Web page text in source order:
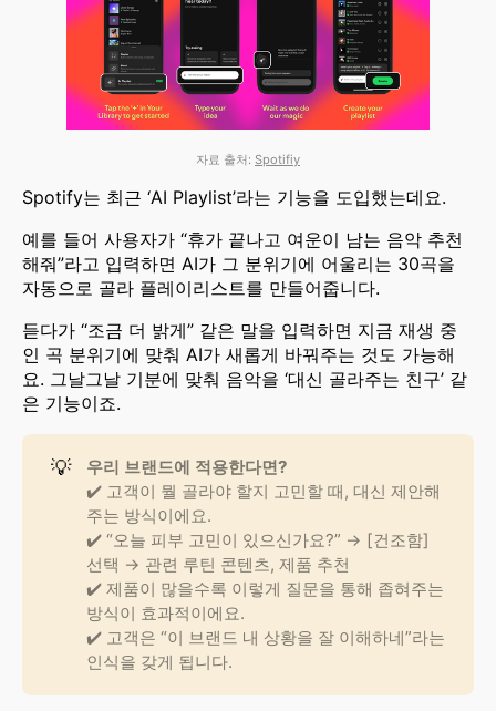
자료 출처: Spotifiy
Spotify는 최근 ‘AI Playlist’라는 기능을 도입했는데요.
예를 들어 사용자가 “휴가 끝나고 여운이 남는 음악 추천
해줘”라고 입력하면 AI가 그 분위기에 어울리는 30곡을
자동으로 골라 플레이리스트를 만들어줍니다.
듣다가 “조금 더 밝게” 같은 말을 입력하면 지금 재생 중
인 곡 분위기에 맞춰 AI가 새롭게 바꿔주는 것도 가능해
요. 그날그날 기분에 맞춰 음악을 ‘대신 골라주는 친구’ 같
은 기능이죠.
💡
우리 브랜드에 적용한다면?
✔️ 고객이 뭘 골라야 할지 고민할 때, 대신 제안해
주는 방식이에요.
✔️ “오늘 피부 고민이 있으신가요?” → [건조함]
선택 → 관련 루틴 콘텐츠, 제품 추천
✔️ 제품이 많을수록 이렇게 질문을 통해 좁혀주는
방식이 효과적이에요.
✔️ 고객은 “이 브랜드 내 상황을 잘 이해하네”라는
인식을 갖게 됩니다.